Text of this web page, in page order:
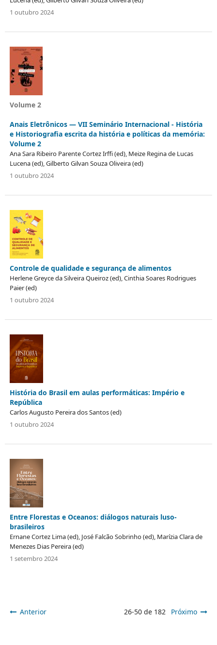
1 outubro 2024
Volume 2
Anais Eletrônicos — VII Seminário Internacional - História
e Historiografia escrita da história e políticas da memória:
Volume 2
Ana Sara Ribeiro Parente Cortez Irffi (ed), Meize Regina de Lucas
Lucena (ed), Gilberto Gilvan Souza Oliveira (ed)
1 outubro 2024
Controle de qualidade e segurança de alimentos
Herlene Greyce da Silveira Queiroz (ed), Cinthia Soares Rodrigues
Paier (ed)
1 outubro 2024
História do Brasil em aulas performáticas: Império e
República
Carlos Augusto Pereira dos Santos (ed)
1 outubro 2024
Entre Florestas e Oceanos: diálogos naturais luso-
brasileiros
Ernane Cortez Lima (ed), José Falcão Sobrinho (ed), Marízia Clara de
Menezes Dias Pereira (ed)
1 setembro 2024
Anterior 26-50 de 182 Próximo